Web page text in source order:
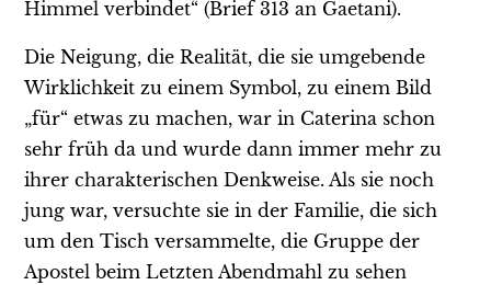
Himmel verbindet“ (Brief 313 an Gaetani).
Die Neigung, die Realität, die sie umgebende
Wirklichkeit zu einem Symbol, zu einem Bild
„für“ etwas zu machen, war in Caterina schon
sehr früh da und wurde dann immer mehr zu
ihrer charakterischen Denkweise. Als sie noch
jung war, versuchte sie in der Familie, die sich
um den Tisch versammelte, die Gruppe der
Apostel beim Letzten Abendmahl zu sehen